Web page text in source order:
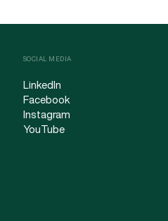
SOCIAL MEDIA
LinkedIn
Facebook
Instagram
YouTube